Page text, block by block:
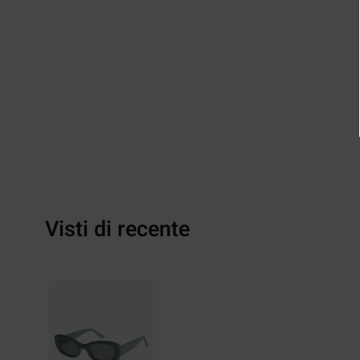
Visti di recente